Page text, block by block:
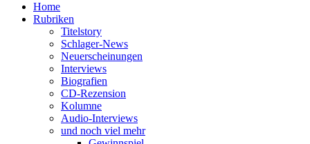
Home
Rubriken
Titelstory
Schlager-News
Neuerscheinungen
Interviews
Biografien
CD-Rezension
Kolumne
Audio-Interviews
und noch viel mehr